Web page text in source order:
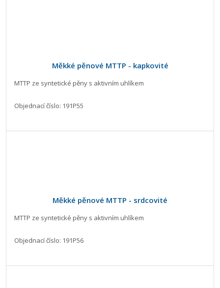
Měkké pěnové MTTP - kapkovité
MTTP ze syntetické pěny s aktivním uhlíkem
Objednací číslo: 191P55
Měkké pěnové MTTP - srdcovité
MTTP ze syntetické pěny s aktivním uhlíkem
Objednací číslo: 191P56